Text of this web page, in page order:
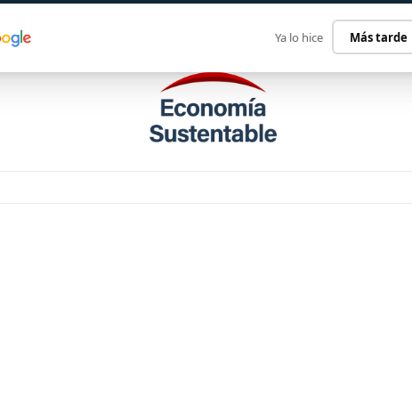
Ya lo hice Más tarde